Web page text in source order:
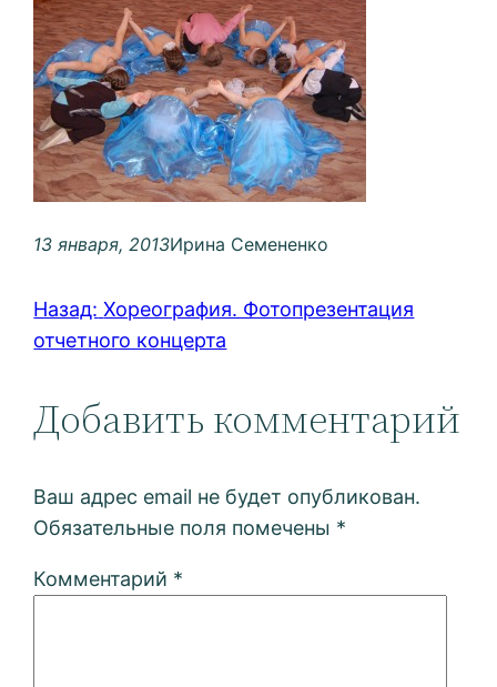
13 января, 2013Ирина Семененко
Назад: Хореография. Фотопрезентация
отчетного концерта
Добавить комментарий
Ваш адрес email не будет опубликован.
Обязательные поля помечены *
Комментарий *